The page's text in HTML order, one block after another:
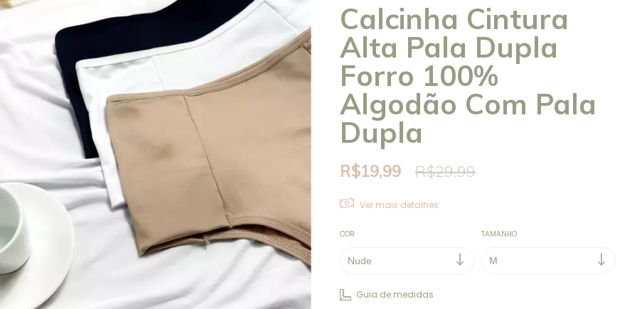
Calcinha Cintura
Alta Pala Dupla
Forro 100%
Algodão Com Pala
Dupla
R$19,99 R$29,99
Ver mais detalhes
COR TAMANHO
Guia de medidas